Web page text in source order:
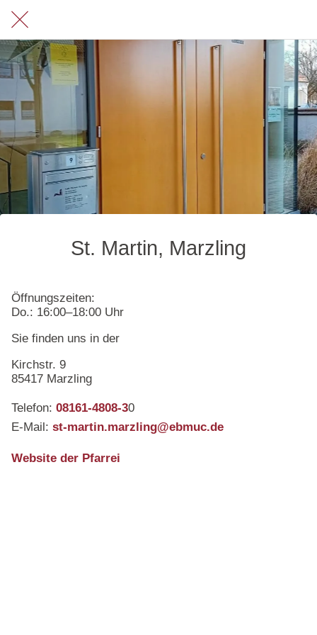
St. Martin, Marzling
Öffnungszeiten:
Do.: 16:00–18:00 Uhr
Sie finden uns in der
Kirchstr. 9
85417 Marzling
Telefon: 08161-4808-30
E-Mail: st-martin.marzling@ebmuc.de
Website der Pfarrei